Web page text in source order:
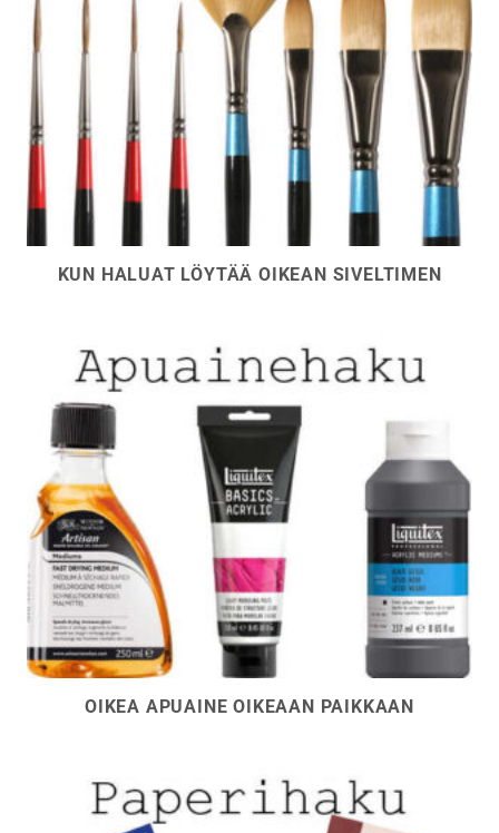
KUN HALUAT LÖYTÄÄ OIKEAN SIVELTIMEN
OIKEA APUAINE OIKEAAN PAIKKAAN